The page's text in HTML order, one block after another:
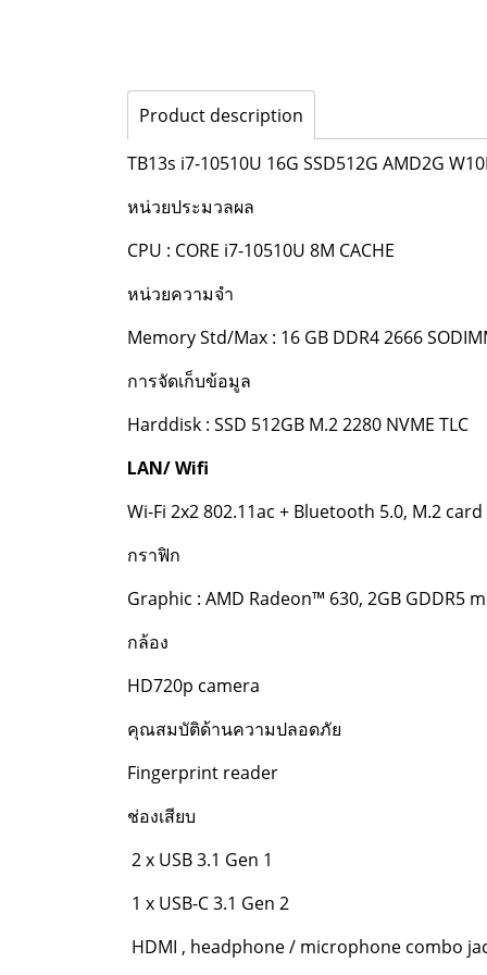
Product description
TB13s i7-10510U 16G SSD512G AMD2G
หน่วยประมวลผล
CPU : CORE i7-10510U 8M CACHE
หน่วยความจำ
Memory Std/Max : 16 GB DDR4 2666
การจัดเก็บข้อมูล
Harddisk : SSD 512GB M.2 2280 NVME TLC
LAN/ Wifi
Wi-Fi 2x2 802.11ac + Bluetooth 5.0, M.2 card
กราฟิก
Graphic : AMD Radeon™ 630, 2GB GDDR5
กล้อง
HD720p camera
คุณสมบัติด้านความปลอดภัย
Fingerprint reader
ช่องเสียบ
2 x USB 3.1 Gen 1
1 x USB-C 3.1 Gen 2
HDMI , headphone / microphone combo